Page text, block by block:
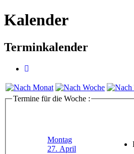
Kalender
Terminkalender
Termine für die Woche :
Montag
27. April